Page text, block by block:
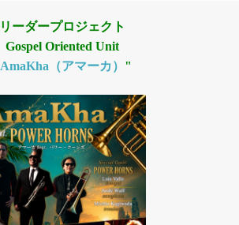
リーダープロジェクト
Gospel Oriented Unit
AmaKha（アマーカ） "